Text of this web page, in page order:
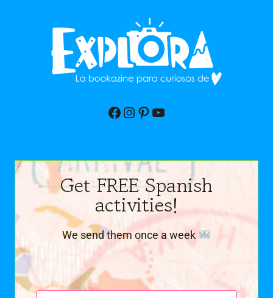
Facebook
Instagram
Pinterest
YouTube
Get FREE Spanish
activities!
We send them once a week